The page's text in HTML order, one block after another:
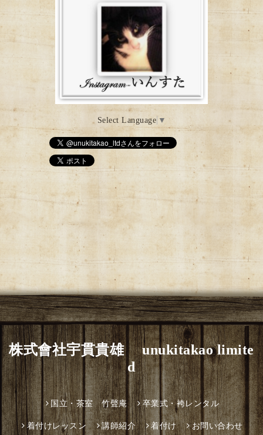
Select Language ▼
株式會社宇貫貴雄 unukitakao limite
d
国立・茶室 竹聲庵 卒業式・袴レンタル
着付けレッスン 講師紹介 着付け お問い合わせ